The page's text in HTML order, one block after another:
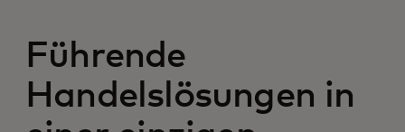
Führende
Handelslösungen in